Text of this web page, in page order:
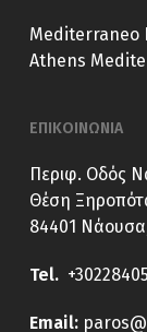
Mediterraneo
Athens
ΕΠΙΚΟΙΝΩΝΙΑ
Περιφ. Οδός
Θέση
84401
Tel.
Email: